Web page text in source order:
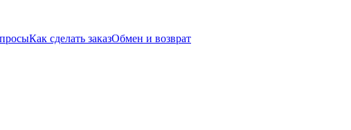
Как сделать заказОбмен и возврат